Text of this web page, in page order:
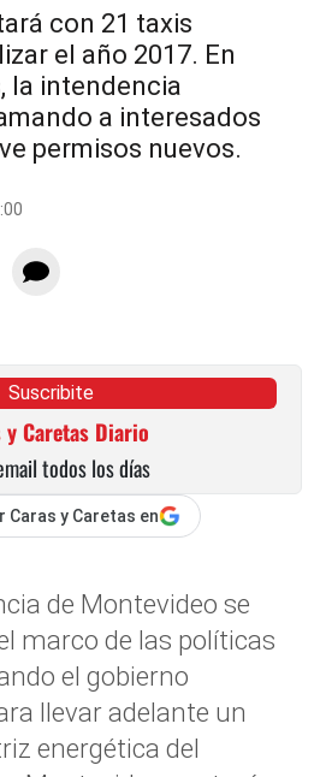
con 21 taxis
el año 2017. En
la intendencia
a interesados
permisos nuevos.
Suscribite
y Caretas Diario
todos los días
Caras y Caretas en
de Montevideo se
marco de las políticas
el gobierno
llevar adelante un
energética del